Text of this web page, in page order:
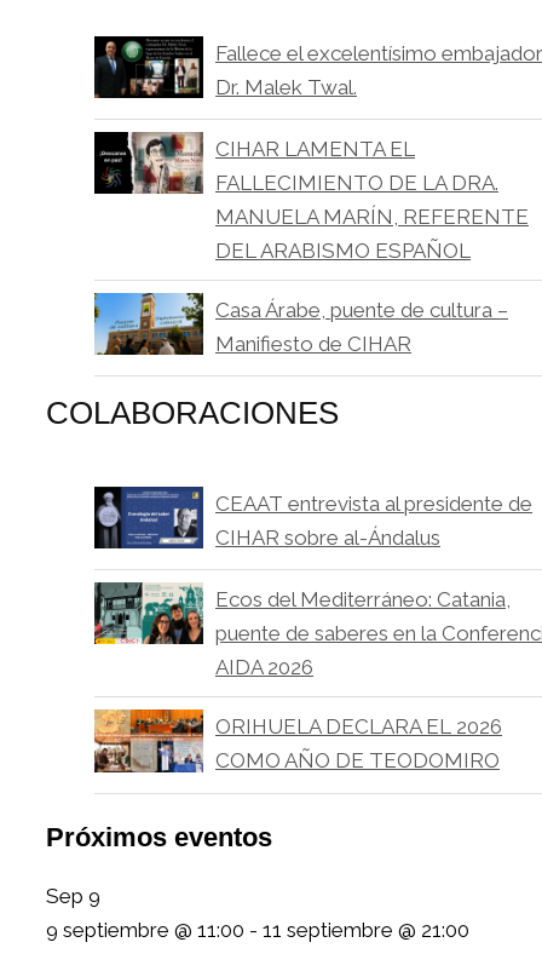
Fallece el excelentísimo embajador
Dr. Malek Twal.
CIHAR LAMENTA EL
FALLECIMIENTO DE LA DRA.
MANUELA MARÍN, REFERENTE
DEL ARABISMO ESPAÑOL
Casa Árabe, puente de cultura –
Manifiesto de CIHAR
COLABORACIONES
CEAAT entrevista al presidente de
CIHAR sobre al-Ándalus
Ecos del Mediterráneo: Catania,
puente de saberes en la
AIDA 2026
ORIHUELA DECLARA EL 2026
COMO AÑO DE TEODOMIRO
Próximos eventos
Sep 9
9 septiembre @ 11:00 - 11 septiembre @ 21:00